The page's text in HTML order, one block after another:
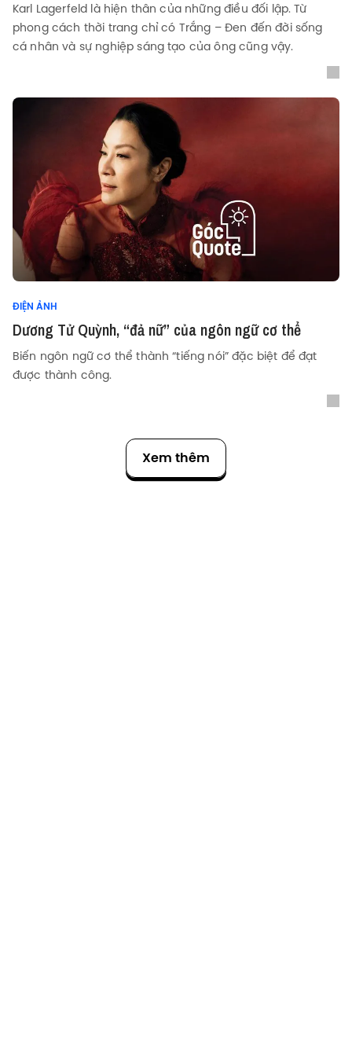
Karl Lagerfeld là hiện thân của những điều đối lập. Từ
phong cách thời trang chỉ có Trắng – Đen đến đời sống
cá nhân và sự nghiệp sáng tạo của ông cũng vậy.
ĐIỆN ẢNH
Dương Tử Quỳnh, “đả nữ” của ngôn ngữ cơ thể
Biến ngôn ngữ cơ thể thành “tiếng nói” đặc biệt để đạt
được thành công.
Xem thêm